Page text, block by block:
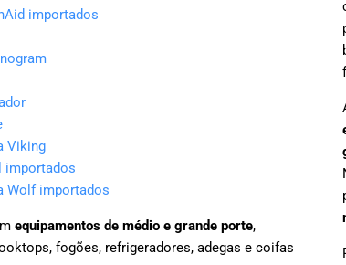
importados
Viking
importados
Wolf importados
equipamentos de médio e grande porte,
fogões, refrigeradores, adegas e coifas